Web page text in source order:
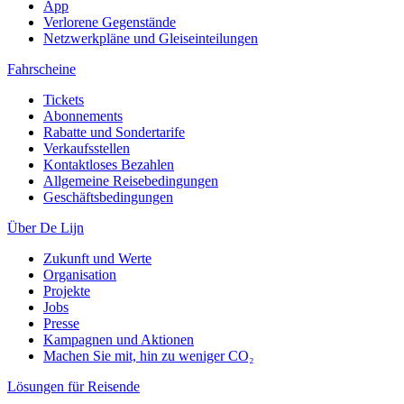
App
Verlorene Gegenstände
Netzwerkpläne und Gleiseinteilungen
Fahrscheine
Tickets
Abonnements
Rabatte und Sondertarife
Verkaufsstellen
Kontaktloses Bezahlen
Allgemeine Reisebedingungen
Geschäftsbedingungen
Über De Lijn
Zukunft und Werte
Organisation
Projekte
Jobs
Presse
Kampagnen und Aktionen
Machen Sie mit, hin zu weniger CO₂
Lösungen für Reisende